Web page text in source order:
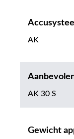
AK
AK 30 S
Gewicht